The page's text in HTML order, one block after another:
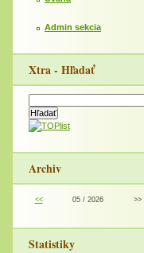
Admin sekcia
Xtra - Hľadať
Archiv
<< 05 / 2026 >>
Statistiky